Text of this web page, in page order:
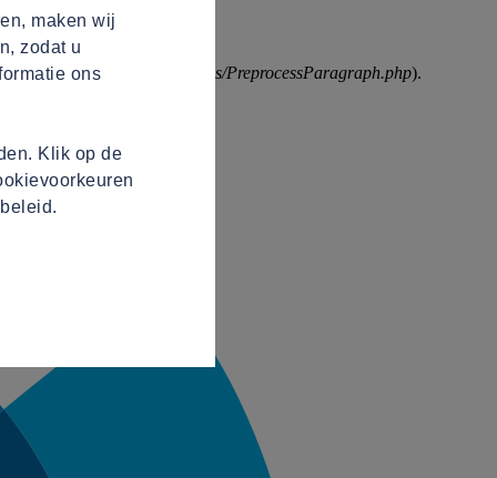
app_core/src/Preprocess/PreprocessParagraph.php).
maken wij
zodat u
ons
Klik op de